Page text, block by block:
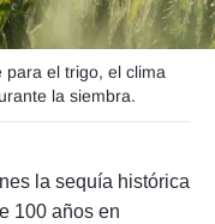
para el trigo, el clima
la siembra.
la sequía histórica
100 años en